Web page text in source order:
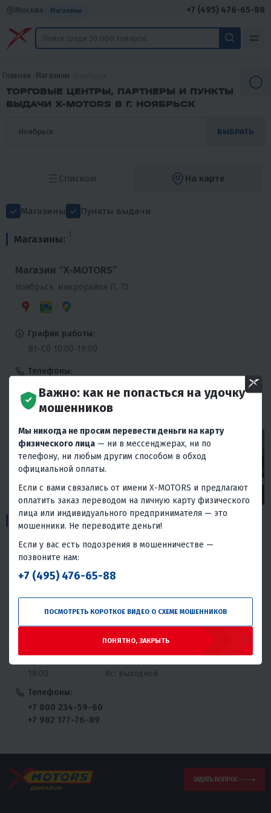
Москва Магазины +7 (495) 476-65-88
Главная Магазины
ТОРГОВЫЕ ЦЕНТРЫ, ПАРТНЕРЫ И ПУНКТЫ
ВЫДАЧИ X-MOTORS В Г. НОЯБРЬСК
ВЫБРАТЬ
Списком На карте
Магазины Пункты выдачи
Магазины: 1
Магазин “X-MOTORS”
Ноябрьск, микрорайон П, 75
График работы:
Вт-Сб 10:00-19:00
Телефоны:
+7 (3496) 490-490
Вт-Сб 10:00-19:00
Пункты выдачи: 1
промузел Пелей, Панель Х, дом
16/1
График работы:
18:00
Вс: выходной
Телефоны:
+7 800 234-59-60
+7 982 177-76-89
ЗАДАТЬ ВОПРОС
Важно: как не попасться на удочку
мошенников
Мы никогда не просим перевести деньги на карту
физического лица — ни в мессенджерах, ни по
телефону, ни любым другим способом в обход
официальной оплаты.
Если с вами связались от имени X-MOTORS и предлагают
оплатить заказ переводом на личную карту физического
лица или индивидуального предпринимателя — это
мошенники. Не переводите деньги!
Если у вас есть подозрения в мошенничестве —
позвоните нам:
+7 (495) 476-65-88
ПОСМОТРЕТЬ КОРОТКОЕ ВИДЕО О СХЕМЕ МОШЕННИКОВ
ПОНЯТНО, ЗАКРЫТЬ